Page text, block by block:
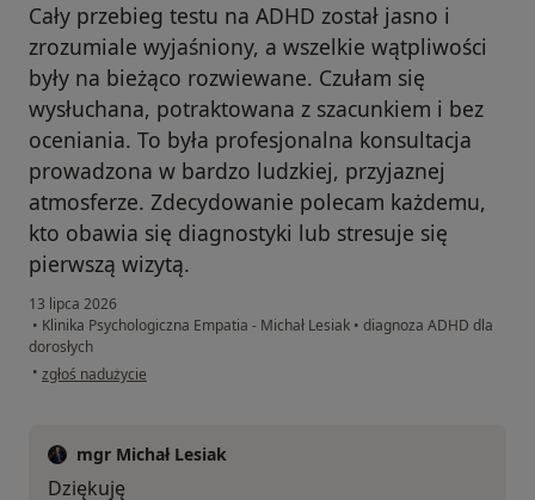
Cały przebieg testu na ADHD został jasno i
zrozumiale wyjaśniony, a wszelkie wątpliwości
były na bieżąco rozwiewane. Czułam się
wysłuchana, potraktowana z szacunkiem i bez
oceniania. To była profesjonalna konsultacja
prowadzona w bardzo ludzkiej, przyjaznej
atmosferze. Zdecydowanie polecam każdemu,
kto obawia się diagnostyki lub stresuje się
pierwszą wizytą.
13 lipca 2026
• Klinika Psychologiczna Empatia - Michał Lesiak • diagnoza ADHD dla
dorosłych
• w opinii użytkownika Agnieszka
zgłoś nadużycie
mgr Michał Lesiak
Dziękuję